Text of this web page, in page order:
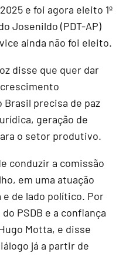
e foi agora eleito 1º
Josenildo (PDT-AP)
ainda não foi eleito.
disse que quer dar
Brasil precisa de paz
geração de
o setor produtivo.
conduzir a comissão
em uma atuação
de lado político. Por
PSDB e a confiança
Motta, e disse
já a partir de